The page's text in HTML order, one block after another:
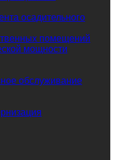
осадительного
помещений
мощности
обслуживание